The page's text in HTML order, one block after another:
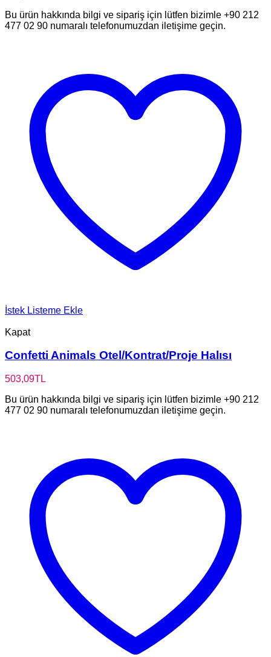
Bu ürün hakkında bilgi ve sipariş için lütfen bizimle +90 212
477 02 90 numaralı telefonumuzdan iletişime geçin.
İstek Listeme Ekle
Kapat
Confetti Animals Otel/Kontrat/Proje Halısı
503,09TL
Bu ürün hakkında bilgi ve sipariş için lütfen bizimle +90 212
477 02 90 numaralı telefonumuzdan iletişime geçin.